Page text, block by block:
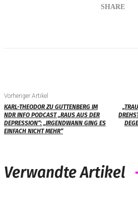
SHARE
Vorheriger Artikel
KARL-THEODOR ZU GUTTENBERG IM
NDR INFO PODCAST „RAUS AUS DER
DEPRESSION“: „IRGENDWANN GING ES
EINFACH NICHT MEHR“
Verwandte Artikel